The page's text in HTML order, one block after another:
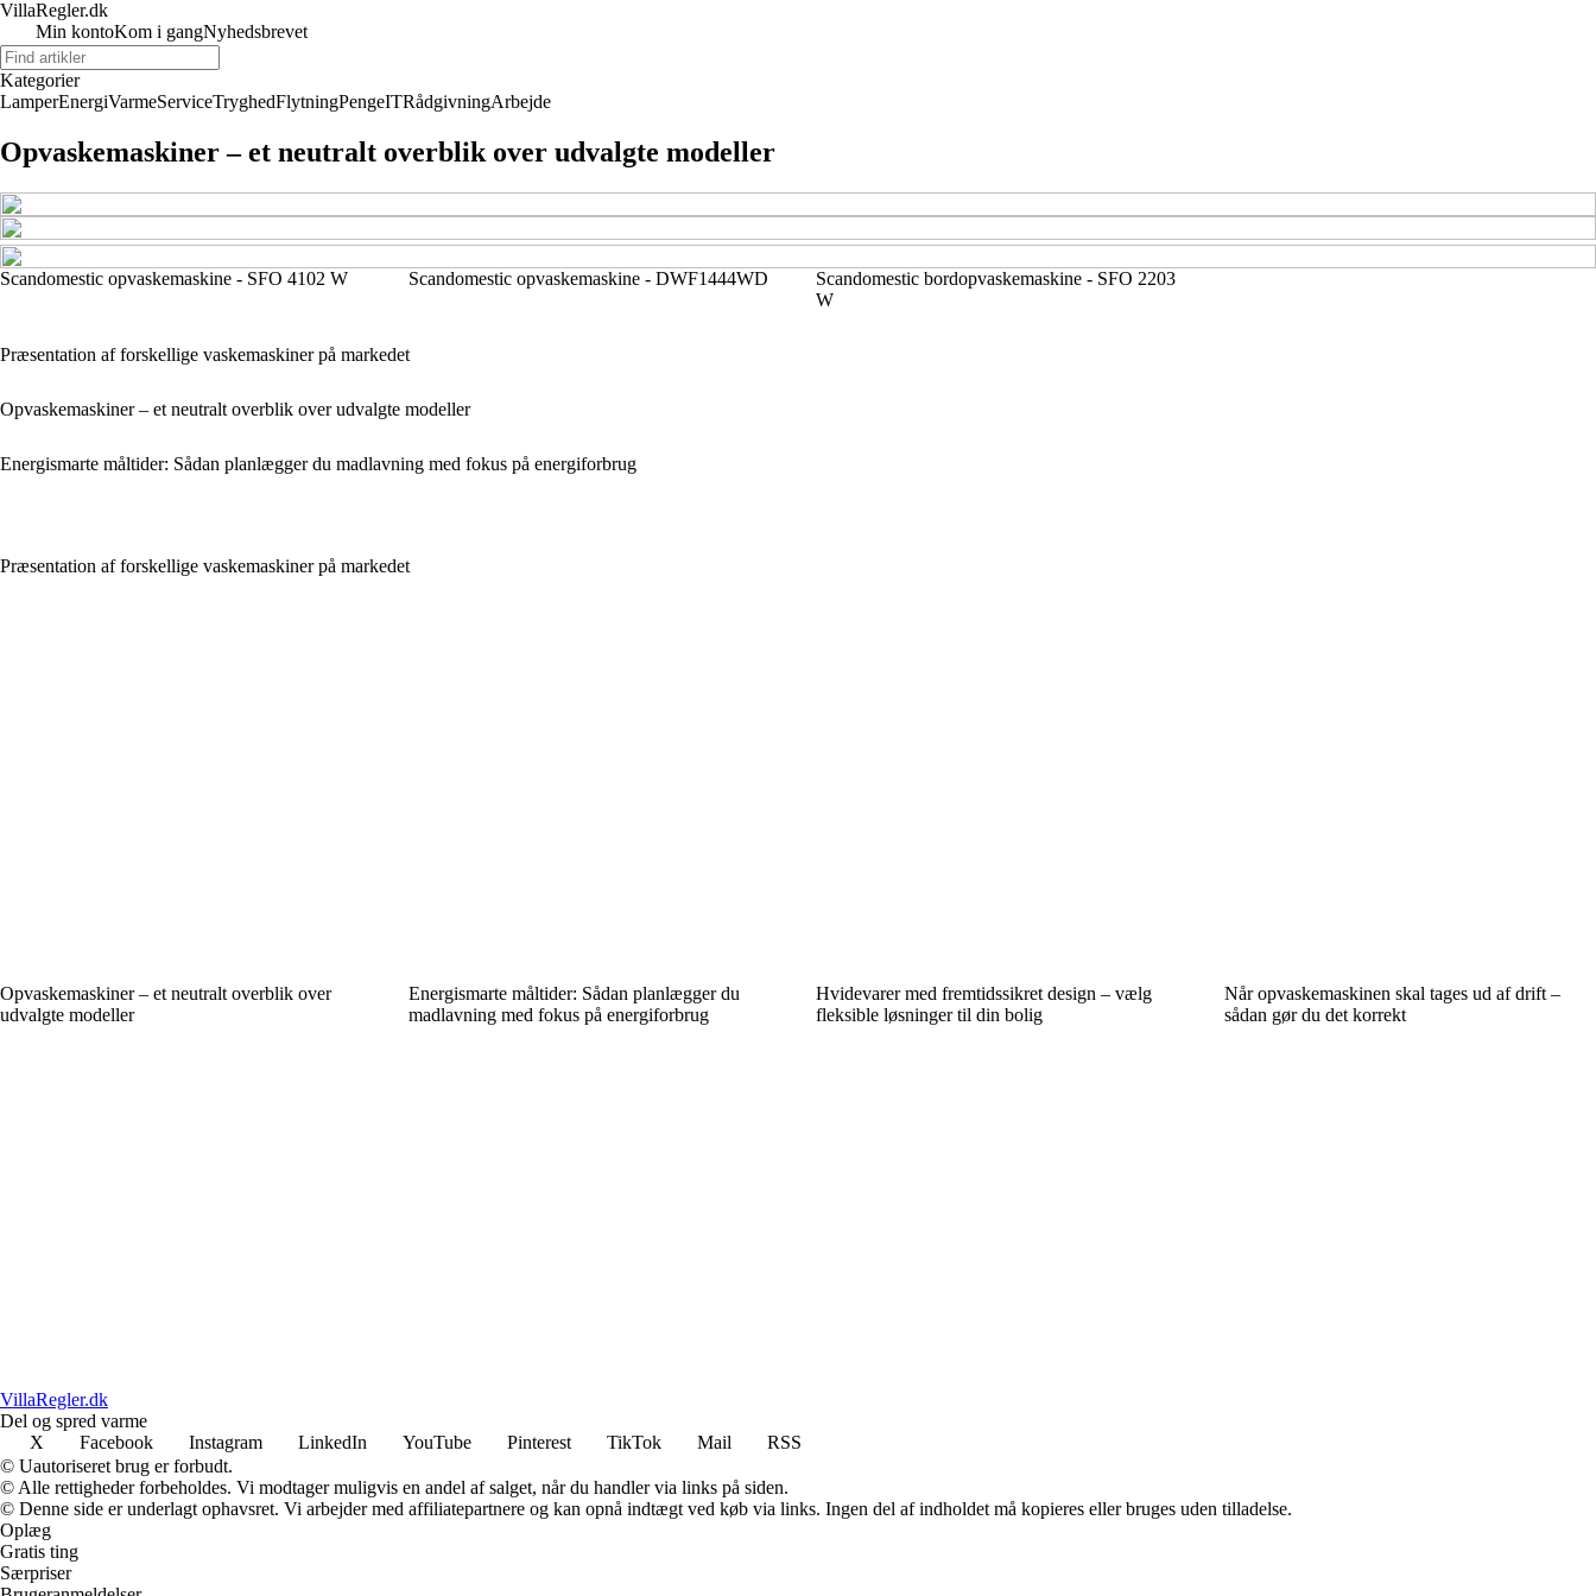
VillaRegler.dk
Min kontoKom i gangNyhedsbrevet
Kategorier
LamperEnergiVarmeServiceTryghedFlytningPengeITRådgivningArbejde
Opvaskemaskiner – et neutralt overblik over udvalgte modeller
Scandomestic opvaskemaskine - SFO 4102 W Scandomestic opvaskemaskine - DWF1444WD
Scandomestic bordopvaskemaskine - SFO 2203
W
Præsentation af forskellige vaskemaskiner på markedet
Opvaskemaskiner – et neutralt overblik over udvalgte modeller
Energismarte måltider: Sådan planlægger du madlavning med fokus på energiforbrug
Præsentation af forskellige vaskemaskiner på markedet
Opvaskemaskiner – et neutralt overblik over
udvalgte modeller
Energismarte måltider: Sådan planlægger du
madlavning med fokus på energiforbrug
Hvidevarer med fremtidssikret design – vælg
fleksible løsninger til din bolig
Når opvaskemaskinen skal tages ud af drift –
sådan gør du det korrekt
VillaRegler.dk
Del og spred varme
X
Facebook Instagram LinkedIn YouTube Pinterest TikTok Mail
RSS
© Uautoriseret brug er forbudt.
© Alle rettigheder forbeholdes. Vi modtager muligvis en andel af salget, når du handler via links på siden.
© Denne side er underlagt ophavsret. Vi arbejder med affiliatepartnere og kan opnå indtægt ved køb via links. Ingen del af indholdet må kopieres eller bruges uden tilladelse.
Oplæg
Gratis ting
Særpriser